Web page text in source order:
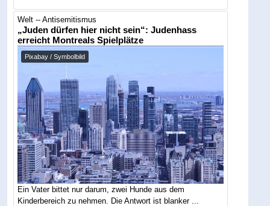
Welt -- Antisemitismus
„Juden dürfen hier nicht sein“: Judenhass
erreicht Montreals Spielplätze
Pixabay / Symbolbild
Ein Vater bittet nur darum, zwei Hunde aus dem
Kinderbereich zu nehmen. Die Antwort ist blanker ...